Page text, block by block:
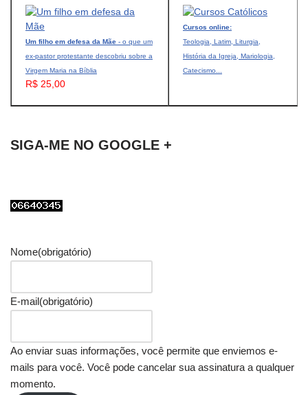
Um filho em defesa da Mãe - o que um
ex-pastor protestante descobriu sobre a
Virgem Maria na Bíblia
R$ 25,00
Cursos online:
Teologia, Latim, Liturgia,
História da Igreja, Mariologia,
Catecismo...
SIGA-ME NO GOOGLE +
Nome(obrigatório)
E-mail(obrigatório)
Ao enviar suas informações, você permite que enviemos e-
mails para você. Você pode cancelar sua assinatura a qualquer
momento.